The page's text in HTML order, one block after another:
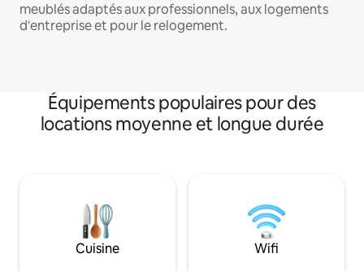
meublés adaptés aux professionnels, aux logements
d'entreprise et pour le relogement.
Équipements populaires pour des
locations moyenne et longue durée
Cuisine Wifi